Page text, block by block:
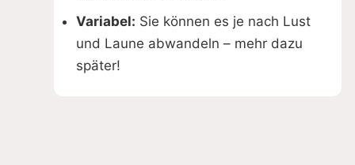
Variabel: Sie können es je nach Lust
und Laune abwandeln – mehr dazu
später!